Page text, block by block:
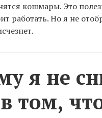
кошмары. Это
работать. Но я не
я не
том,